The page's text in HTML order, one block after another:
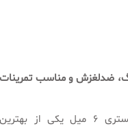
ضدلغزش و مناسب تمرینات
مت یوگا ترند Agilinex مدل مشکی-خاکستری 6 میل یکی از بهترین